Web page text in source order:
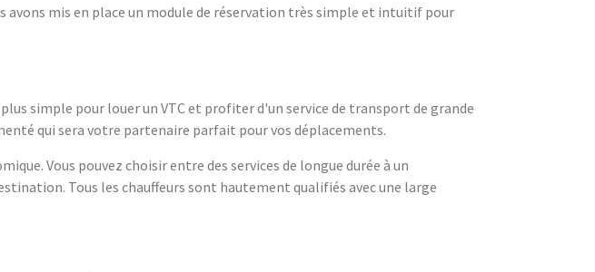
avons mis en place un module de réservation très simple et intuitif pour
simple pour louer un VTC et profiter d'un service de transport de grande
qui sera votre partenaire parfait pour vos déplacements.
Vous pouvez choisir entre des services de longue durée à un
Tous les chauffeurs sont hautement qualifiés avec une large